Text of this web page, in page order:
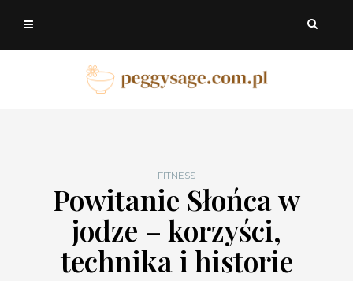
FITNESS
Powitanie Słońca w
jodze – korzyści,
technika i historie